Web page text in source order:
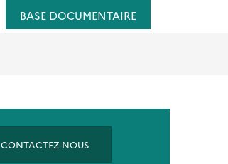
BASE DOCUMENTAIRE
CONTACTEZ-NOUS